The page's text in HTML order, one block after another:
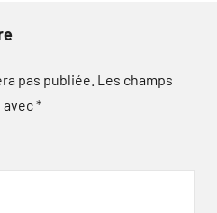
pas publiée. Les champs
*